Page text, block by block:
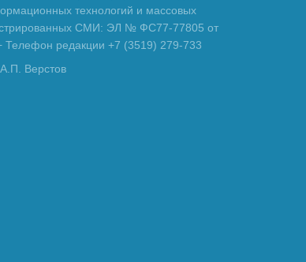
технологий и массовых
СМИ: ЭЛ № ФС77-77805 от
Телефон редакции +7 (3519) 279-733
Верстов